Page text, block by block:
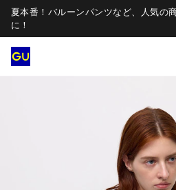
夏本番！バルーンパンツなど、人気の
に！